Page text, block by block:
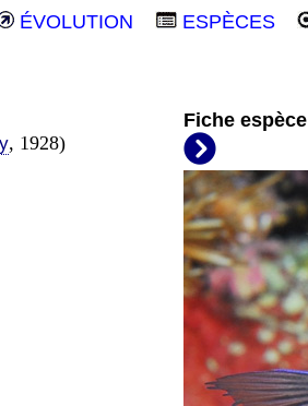
ÉVOLUTION ESPÈCES
, 1928)
Fiche espèce